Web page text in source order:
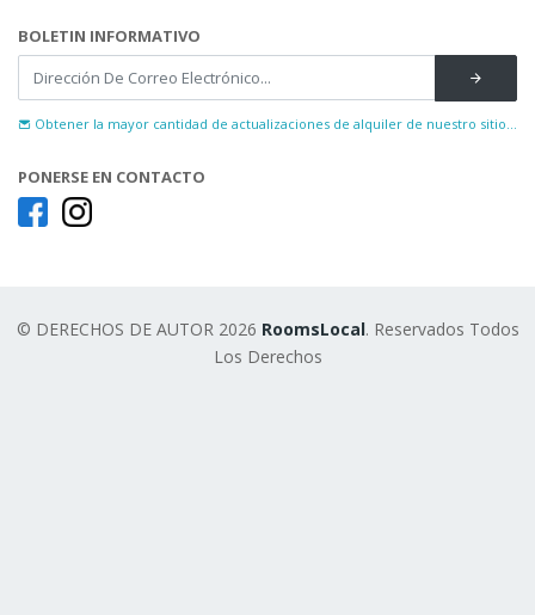
BOLETIN INFORMATIVO
Obtener la mayor cantidad de actualizaciones de alquiler de nuestro sitio...
PONERSE EN CONTACTO
© DERECHOS DE AUTOR 2026 RoomsLocal. Reservados Todos
Los Derechos